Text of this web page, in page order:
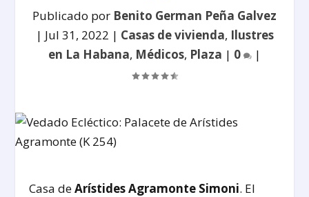
Publicado por Benito German Peña Galvez
| Jul 31, 2022 | Casas de vivienda, Ilustres
en La Habana, Médicos, Plaza | 0 |
Casa deArístides Agramonte Simoni. El